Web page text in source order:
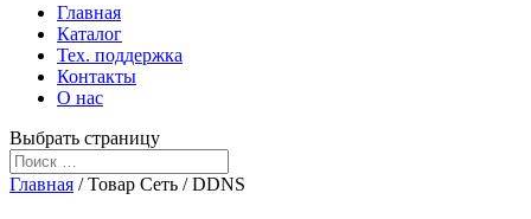
Главная
Каталог
Тех. поддержка
Контакты
О нас
Выбрать страницу
Главная / Товар Сеть / DDNS